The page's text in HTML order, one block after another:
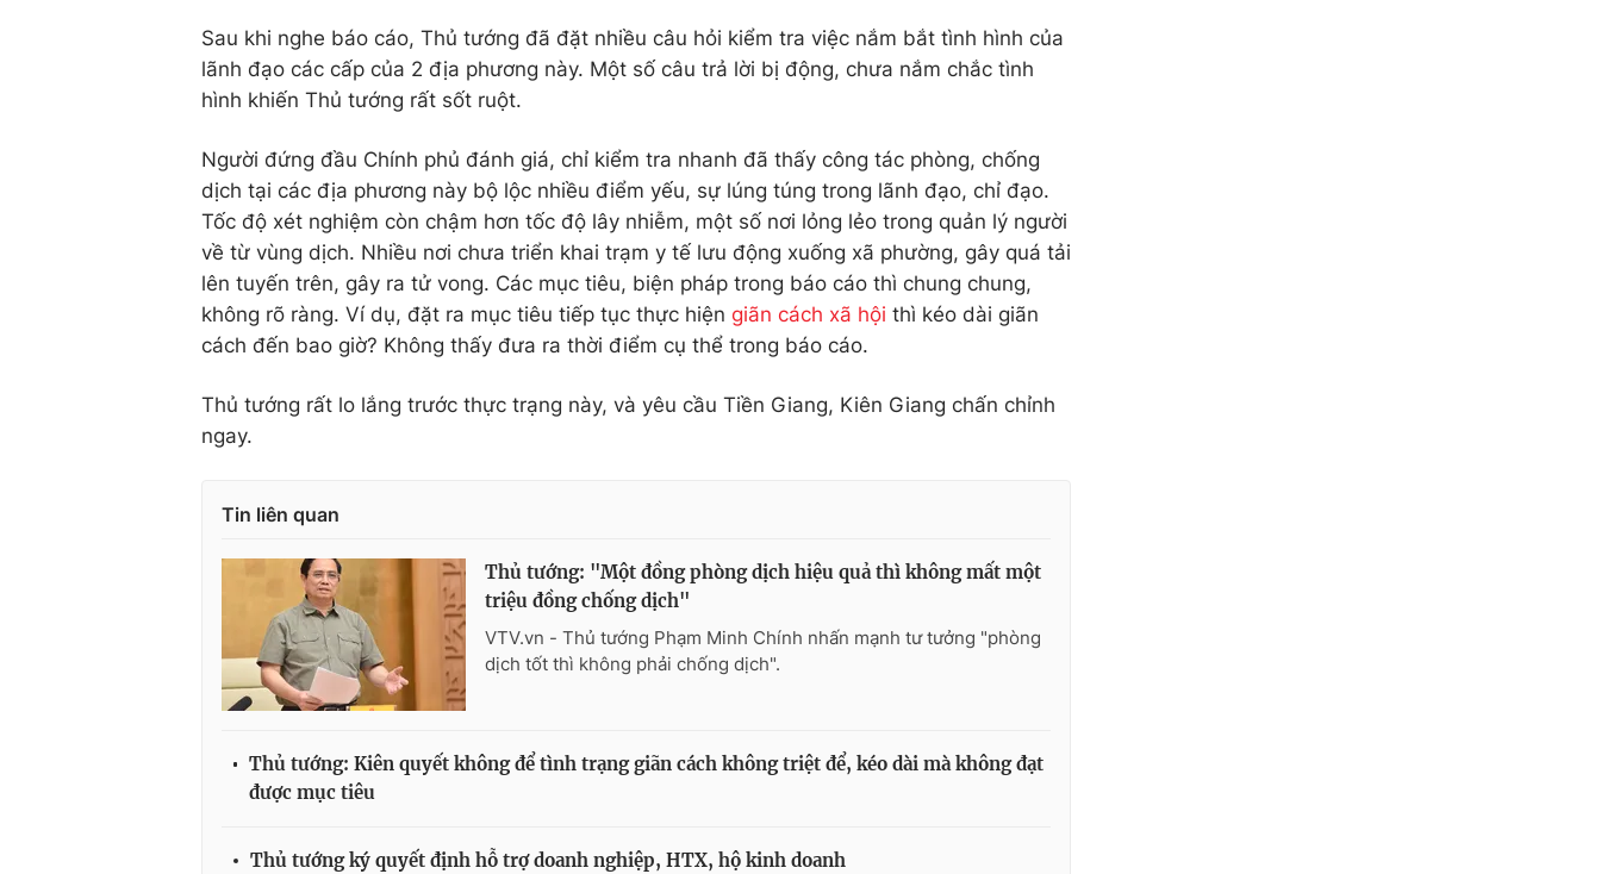
Sau khi nghe báo cáo, Thủ tướng đã đặt nhiều câu hỏi kiểm tra việc nắm bắt tình hình của
lãnh đạo các cấp của 2 địa phương này. Một số câu trả lời bị động, chưa nắm chắc tình
hình khiến Thủ tướng rất sốt ruột.
Người đứng đầu Chính phủ đánh giá, chỉ kiểm tra nhanh đã thấy công tác phòng, chống
dịch tại các địa phương này bộ lộc nhiều điểm yếu, sự lúng túng trong lãnh đạo, chỉ đạo.
Tốc độ xét nghiệm còn chậm hơn tốc độ lây nhiễm, một số nơi lỏng lẻo trong quản lý người
về từ vùng dịch. Nhiều nơi chưa triển khai trạm y tế lưu động xuống xã phường, gây quá tải
lên tuyến trên, gây ra tử vong. Các mục tiêu, biện pháp trong báo cáo thì chung chung,
không rõ ràng. Ví dụ, đặt ra mục tiêu tiếp tục thực hiện giãn cách xã hội thì kéo dài giãn
cách đến bao giờ? Không thấy đưa ra thời điểm cụ thể trong báo cáo.
Thủ tướng rất lo lắng trước thực trạng này, và yêu cầu Tiền Giang, Kiên Giang chấn chỉnh
ngay.
Tin liên quan
Thủ tướng: "Một đồng phòng dịch hiệu quả thì không mất một
triệu đồng chống dịch"
VTV.vn - Thủ tướng Phạm Minh Chính nhấn mạnh tư tưởng "phòng
dịch tốt thì không phải chống dịch".
Thủ tướng: Kiên quyết không để tình trạng giãn cách không triệt để, kéo dài mà không đạt
được mục tiêu
Thủ tướng ký quyết định hỗ trợ doanh nghiệp, HTX, hộ kinh doanh